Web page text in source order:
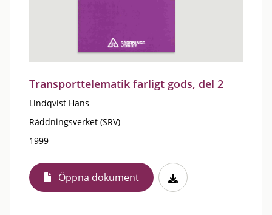
Transporttelematik farligt gods, del 2
Lindqvist Hans
Räddningsverket (SRV)
1999
Öppna dokument